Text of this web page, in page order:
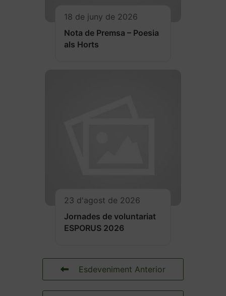
18 de juny de 2026
Nota de Premsa – Poesia
als Horts
23 d'agost de 2026
Jornades de voluntariat
ESPORUS 2026
Esdeveniment Anterior